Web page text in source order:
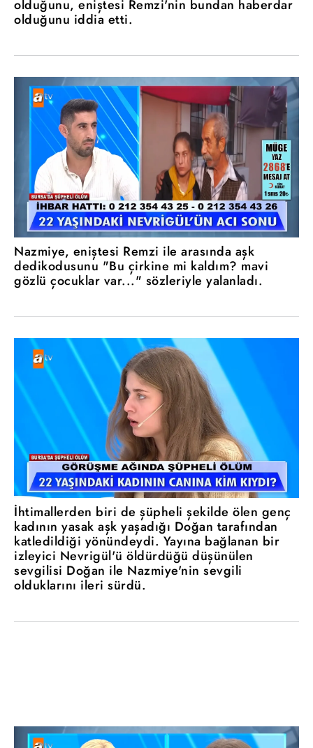
olduğunu, eniştesi Remzi'nin bundan haberdar
olduğunu iddia etti.
Nazmiye, eniştesi Remzi ile arasında aşk
dedikodusunu "Bu çirkine mi kaldım? mavi
gözlü çocuklar var..." sözleriyle yalanladı.
İhtimallerden biri de şüpheli şekilde ölen genç
kadının yasak aşk yaşadığı Doğan tarafından
katledildiği yönündeydi. Yayına bağlanan bir
izleyici Nevrigül'ü öldürdüğü düşünülen
sevgilisi Doğan ile Nazmiye'nin sevgili
olduklarını ileri sürdü.